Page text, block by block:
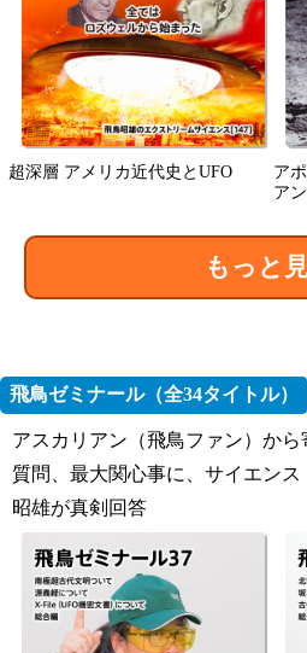
超深層 アメリカ近代史とUFO
ア
アン
もっと
飛鳥ゼミナール（全34タイトル）
アスカリアン（飛鳥ファン）か
質問、最大関心事に、サイエン
昭雄が真剣回答